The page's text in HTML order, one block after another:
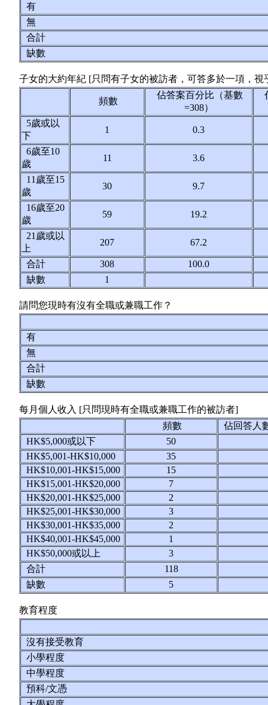
有
無
合計
缺數
子女的大約年紀 [只問有子女的被訪者，可答多於一項，視
頻數
佔答案百分比（基數
=308）
5歲或以
下
1 0.3
6歲至10
歲
11 3.6
11歲至15
歲
30 9.7
16歲至20
歲
59 19.2
21歲或以
上
207 67.2
合計 308
100.0
缺數
1
請問您現時有沒有全職或兼職工作？
有
無
合計
缺數
每月個人收入 [只問現時有全職或兼職工作的被訪者]
頻數
佔回答人
HK$5,000或以下
50
HK$5,001-HK$10,000
35
HK$10,001-HK$15,000
15
HK$15,001-HK$20,000
7
HK$20,001-HK$25,000
2
HK$25,001-HK$30,000
3
HK$30,001-HK$35,000
2
HK$40,001-HK$45,000
1
HK$50,000或以上
3
合計
118
缺數
5
教育程度
沒有接受教育
小學程度
中學程度
預科/文憑